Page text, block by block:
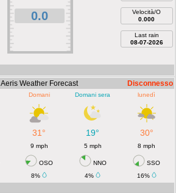
0.0
Velocità/O
0.000
Last rain
08-07-2026
Aeris Weather Forecast Disconnesso
Domani Domani sera lunedì
31° 19° 30°
9 mph 5 mph 8 mph
OSO NNO
SSO
8% 4%
16%